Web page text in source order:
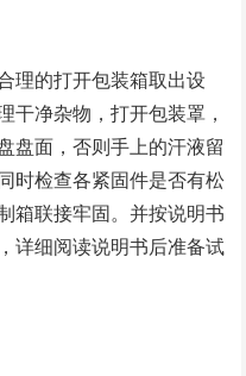
理的打开包装箱取出设
干净杂物，打开包装罩，
盘面，否则手上的汗液留
时检查各紧固件是否有松
箱联接牢固。并按说明书
详细阅读说明书后准备试